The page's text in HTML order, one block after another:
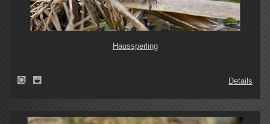
Haussperling
Details